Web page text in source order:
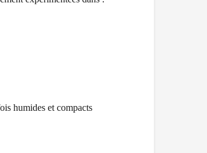
humides et compacts